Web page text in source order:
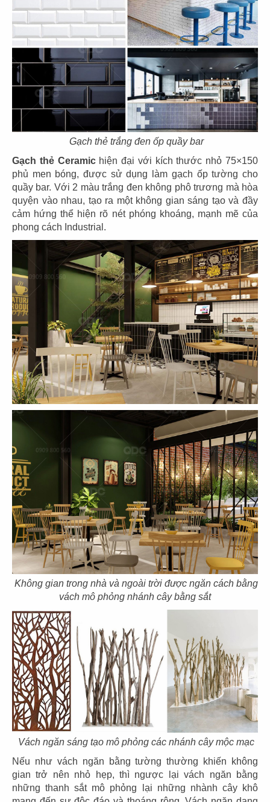
Gạch thẻ trắng đen ốp quầy bar
Gạch thẻ Ceramichiện đại với kích thước nhỏ 75×150
phủ men bóng, được sử dụng làm gạch ốp tường cho
quầy bar. Với 2 màu trắng đen không phô trương mà hòa
quyện vào nhau, tạo ra một không gian sáng tạo và đầy
cảm hứng thể hiện rõ nét phóng khoáng, mạnh mẽ của
phong cách Industrial.
Không gian trong nhà và ngoài trời được ngăn cách bằng
vách mô phỏng nhánh cây bằng sắt
Vách ngăn sáng tạo mô phỏng các nhánh cây mộc mạc
Nếu như vách ngăn bằng tường thường khiến không
gian trở nên nhỏ hẹp, thì ngược lại vách ngăn bằng
những thanh sắt mô phỏng lại những nhành cây khô
THIẾT KẾ THI CÔNG SEVEN CAFÉ
Chủ đầu tư: Tập đoàn 365 Group
Diện tích: 343m2
Địa điểm: 18bis Cộng Hòa, P.4, Q. Tân Bình,
TP.HCM
CHI TIẾT
THIẾT KẾ THI CÔNG MEGUSTAS CAFE
AFTER NAILS
Chủ đầu tư: Megustas Cafe
Diện tích: 250m2
Địa điểm: 301 Thống Nhất, P.11, Q. Gò Vấp,
TP.HCM
CHI TIẾT
THIẾT KẾ QUÁN CAFE BUS CAFE
HAWAII
Chủ đầu tư: Công ty TNHH Bus Cafe
Diện tích: 352m2
Địa điểm: 2/126 Khu Phố 4, Phường Tân Hiệp,